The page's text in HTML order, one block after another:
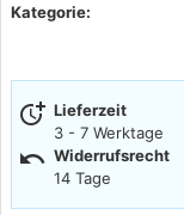
Kategorie:
more_time Lieferzeit
3 - 7 Werktage
undo Widerrufsrecht
14 Tage